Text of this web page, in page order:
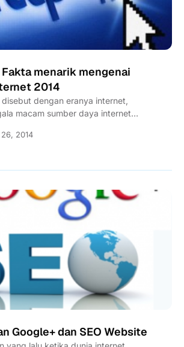
menarik mengenai
2014
dengan eranya internet,
macam sumber daya internet
2014
Google+ dan SEO Website